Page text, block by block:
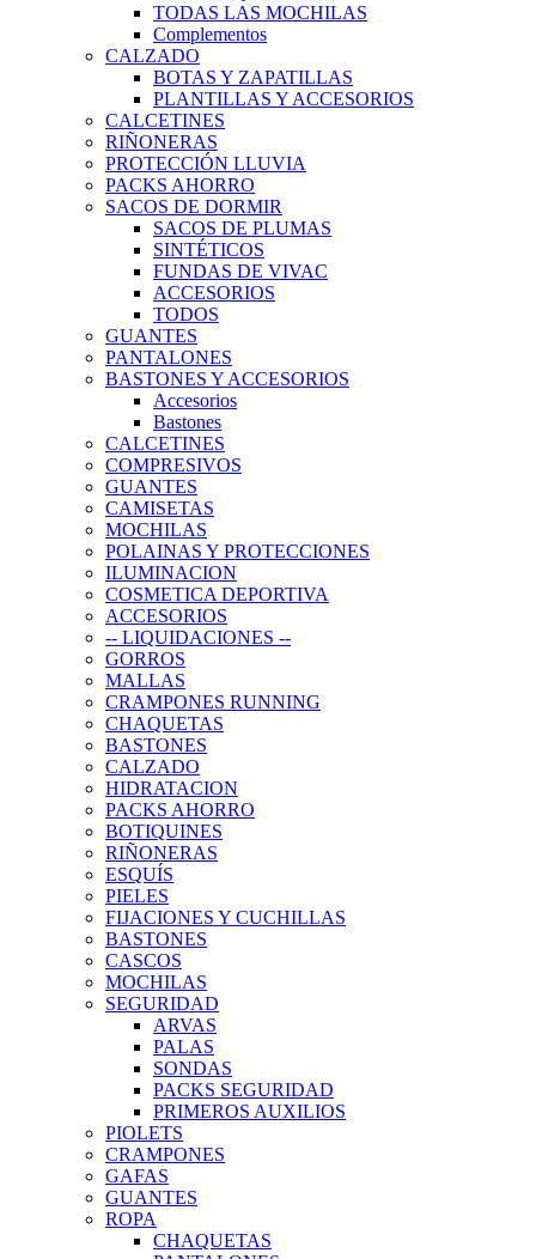
TODAS LAS MOCHILAS
Complementos
CALZADO
BOTAS Y ZAPATILLAS
PLANTILLAS Y ACCESORIOS
CALCETINES
RIÑONERAS
PROTECCIÓN LLUVIA
PACKS AHORRO
SACOS DE DORMIR
SACOS DE PLUMAS
SINTÉTICOS
FUNDAS DE VIVAC
ACCESORIOS
TODOS
GUANTES
PANTALONES
BASTONES Y ACCESORIOS
Accesorios
Bastones
CALCETINES
COMPRESIVOS
GUANTES
CAMISETAS
MOCHILAS
POLAINAS Y PROTECCIONES
ILUMINACION
COSMETICA DEPORTIVA
ACCESORIOS
-- LIQUIDACIONES --
GORROS
MALLAS
CRAMPONES RUNNING
CHAQUETAS
BASTONES
CALZADO
HIDRATACION
PACKS AHORRO
BOTIQUINES
RIÑONERAS
ESQUÍS
PIELES
FIJACIONES Y CUCHILLAS
BASTONES
CASCOS
MOCHILAS
SEGURIDAD
ARVAS
PALAS
SONDAS
PACKS SEGURIDAD
PRIMEROS AUXILIOS
PIOLETS
CRAMPONES
GAFAS
GUANTES
ROPA
CHAQUETAS